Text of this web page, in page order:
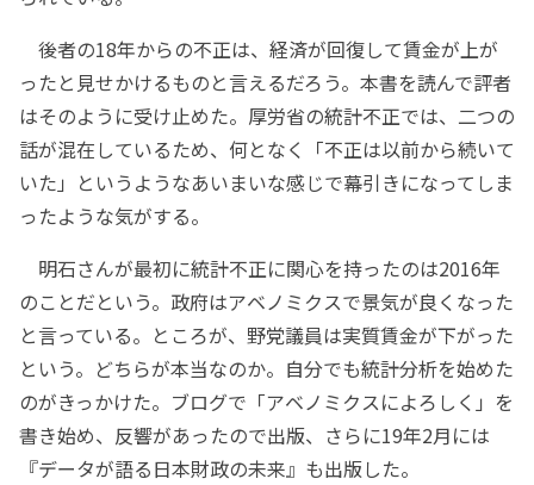
後者の18年からの不正は、経済が回復して賃金が上が
ったと見せかけるものと言えるだろう。本書を読んで評者
はそのように受け止めた。厚労省の統計不正では、二つの
話が混在しているため、何となく「不正は以前から続いて
いた」というようなあいまいな感じで幕引きになってしま
ったような気がする。
明石さんが最初に統計不正に関心を持ったのは2016年
のことだという。政府はアベノミクスで景気が良くなった
と言っている。ところが、野党議員は実質賃金が下がった
という。どちらが本当なのか。自分でも統計分析を始めた
のがきっかけた。ブログで「アベノミクスによろしく」を
書き始め、反響があったので出版、さらに19年2月には
『データが語る日本財政の未来』も出版した。